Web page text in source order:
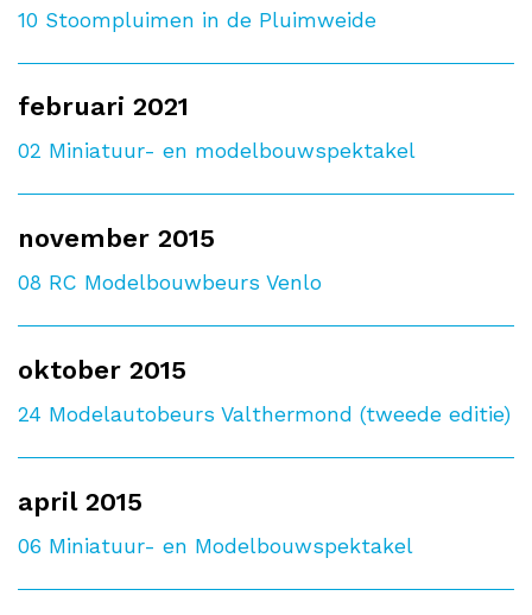
10 Stoompluimen in de Pluimweide
februari 2021
02 Miniatuur- en modelbouwspektakel
november 2015
08 RC Modelbouwbeurs Venlo
oktober 2015
24 Modelautobeurs Valthermond (tweede editie)
april 2015
06 Miniatuur- en Modelbouwspektakel